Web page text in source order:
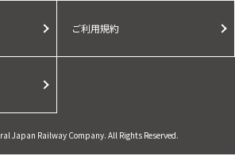
ご利用規約
Japan Railway Company. All Rights Reserved.